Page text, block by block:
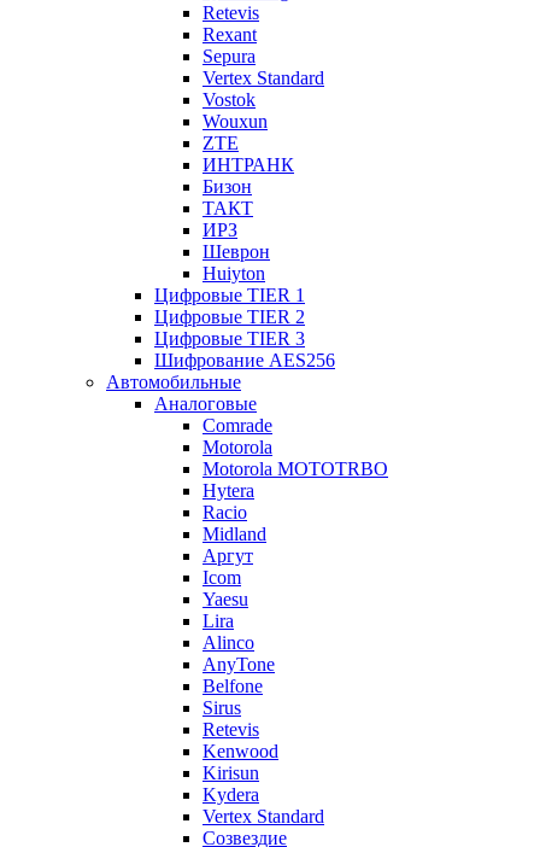
Retevis
Rexant
Sepura
Vertex Standard
Vostok
Wouxun
ZTE
ИНТРАНК
Бизон
ТАКТ
ИРЗ
Шеврон
Huiyton
Цифровые TIER 1
Цифровые TIER 2
Цифровые TIER 3
Шифрование AES256
Автомобильные
Аналоговые
Comrade
Motorola
Motorola MOTOTRBO
Hytera
Racio
Midland
Аргут
Icom
Yaesu
Lira
Alinco
AnyTone
Belfone
Sirus
Retevis
Kenwood
Kirisun
Kydera
Vertex Standard
Созвездие